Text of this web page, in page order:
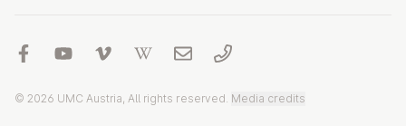
© 2026 UMC Austria, All rights reserved. Media credits